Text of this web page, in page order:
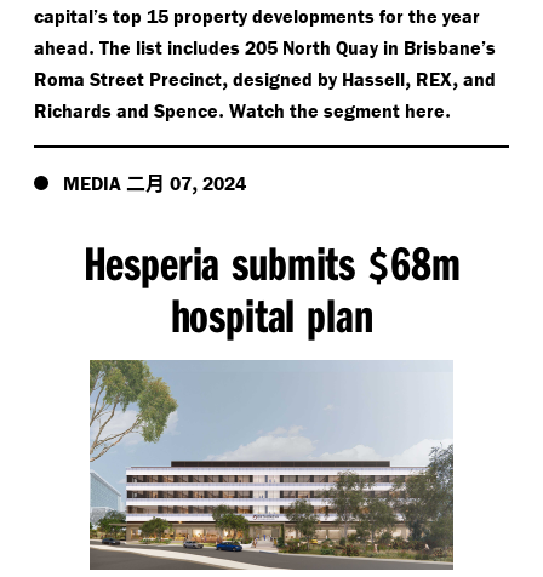
capital’s top 15 property developments for the year
ahead. The list includes 205 North Quay in Brisbane’s
Roma Street Precinct, designed by Hassell, REX, and
Richards and Spence. Watch the segment here.
MEDIA 二月 07, 2024
Hesperia submits $68m
hospital plan